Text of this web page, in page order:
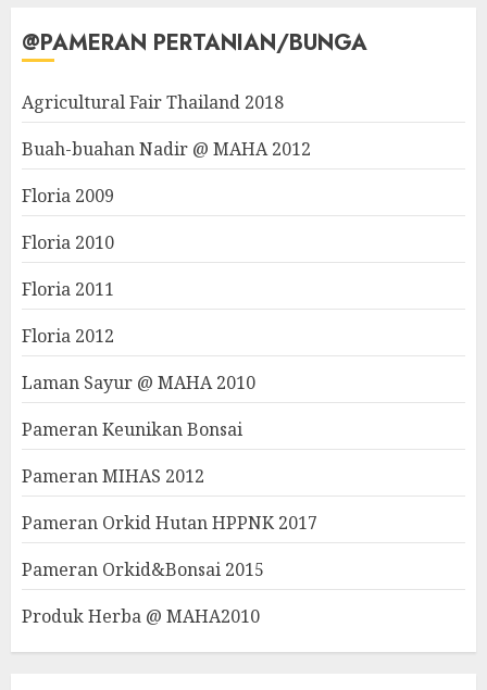
@PAMERAN PERTANIAN/BUNGA
Agricultural Fair Thailand 2018
Buah-buahan Nadir @ MAHA 2012
Floria 2009
Floria 2010
Floria 2011
Floria 2012
Laman Sayur @ MAHA 2010
Pameran Keunikan Bonsai
Pameran MIHAS 2012
Pameran Orkid Hutan HPPNK 2017
Pameran Orkid&Bonsai 2015
Produk Herba @ MAHA2010